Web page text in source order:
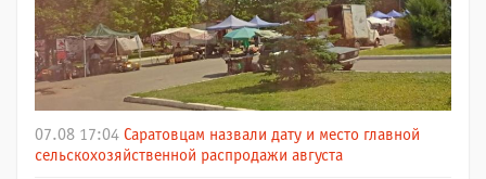
07.08 17:04 Саратовцам назвали дату и место главной
сельскохозяйственной распродажи августа